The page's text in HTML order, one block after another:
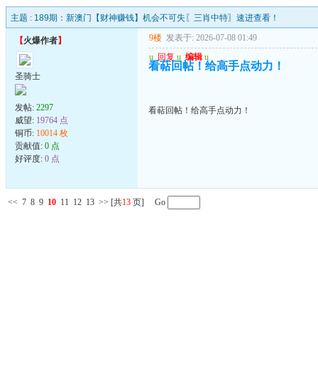
主题 : 189期：新澳门【财神赚钱】机会不可失〖三肖中特〗速进查看！
【火爆作者】
圣骑士
发帖: 2297
威望: 19764 点
铜币: 10014 枚
贡献值: 0 点
好评度: 0 点
9楼 发表于: 2026-07-08 01:49
u 回复 u 编辑 u
看萜回帖！给高手点动力！
看萜回帖！给高手点动力！
<< 7 8 9 10 11 12 13 >> [共13 页] Go